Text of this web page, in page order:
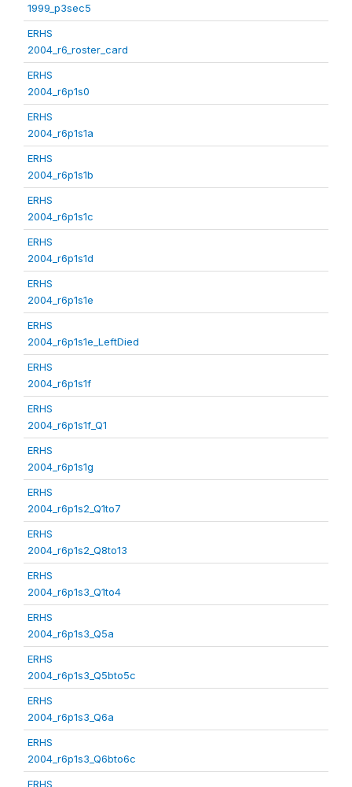
1999_p3sec5
ERHS
2004_r6_roster_card
ERHS
2004_r6p1s0
ERHS
2004_r6p1s1a
ERHS
2004_r6p1s1b
ERHS
2004_r6p1s1c
ERHS
2004_r6p1s1d
ERHS
2004_r6p1s1e
ERHS
2004_r6p1s1e_LeftDied
ERHS
2004_r6p1s1f
ERHS
2004_r6p1s1f_Q1
ERHS
2004_r6p1s1g
ERHS
2004_r6p1s2_Q1to7
ERHS
2004_r6p1s2_Q8to13
ERHS
2004_r6p1s3_Q1to4
ERHS
2004_r6p1s3_Q5a
ERHS
2004_r6p1s3_Q5bto5c
ERHS
2004_r6p1s3_Q6a
ERHS
2004_r6p1s3_Q6bto6c
ERHS